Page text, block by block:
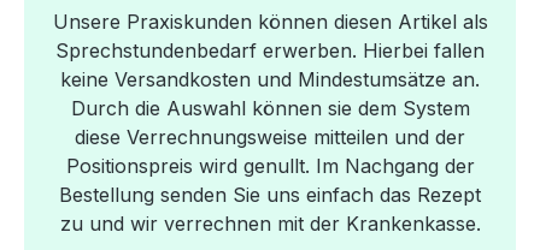
Unsere Praxiskunden können diesen Artikel als
Sprechstundenbedarf erwerben. Hierbei fallen
keine Versandkosten und Mindestumsätze an.
Durch die Auswahl können sie dem System
diese Verrechnungsweise mitteilen und der
Positionspreis wird genullt. Im Nachgang der
Bestellung senden Sie uns einfach das Rezept
zu und wir verrechnen mit der Krankenkasse.